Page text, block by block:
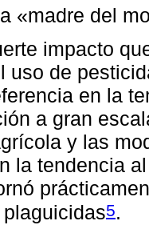
«madre del
impacto
uso de
en la
a gran
y las
la tendencia
5.